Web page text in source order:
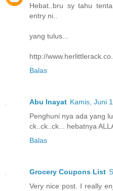
Hebat..bru sy tahu
entry ni..
yang tulus...
http://
Balas
Abu Inayat Kamis, Juni
Penghuni nya ada yang
ck..ck..ck... hebatnya
Balas
Grocery Coupons List
Very nice post. I really